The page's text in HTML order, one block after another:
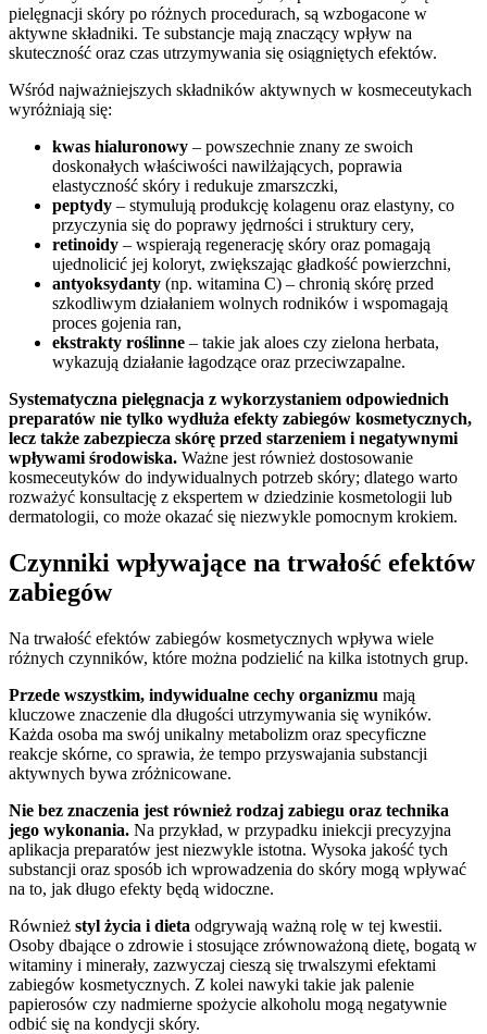
pielęgnacji skóry po różnych procedurach, są wzbogacone w
aktywne składniki. Te substancje mają znaczący wpływ na
skuteczność oraz czas utrzymywania się osiągniętych efektów.
Wśród najważniejszych składników aktywnych w kosmeceutykach
wyróżniają się:
kwas hialuronowy – powszechnie znany ze swoich
doskonałych właściwości nawilżających, poprawia
elastyczność skóry i redukuje zmarszczki,
peptydy – stymulują produkcję kolagenu oraz elastyny, co
przyczynia się do poprawy jędrności i struktury cery,
retinoidy – wspierają regenerację skóry oraz pomagają
ujednolicić jej koloryt, zwiększając gładkość powierzchni,
antyoksydanty (np. witamina C) – chronią skórę przed
szkodliwym działaniem wolnych rodników i wspomagają
proces gojenia ran,
ekstrakty roślinne – takie jak aloes czy zielona herbata,
wykazują działanie łagodzące oraz przeciwzapalne.
Systematyczna pielęgnacja z wykorzystaniem odpowiednich
preparatów nie tylko wydłuża efekty zabiegów kosmetycznych,
lecz także zabezpiecza skórę przed starzeniem i negatywnymi
wpływami środowiska. Ważne jest również dostosowanie
kosmeceutyków do indywidualnych potrzeb skóry; dlatego warto
rozważyć konsultację z ekspertem w dziedzinie kosmetologii lub
dermatologii, co może okazać się niezwykle pomocnym krokiem.
Czynniki wpływające na trwałość efektów
zabiegów
Na trwałość efektów zabiegów kosmetycznych wpływa wiele
różnych czynników, które można podzielić na kilka istotnych grup.
Przede wszystkim, indywidualne cechy organizmu mają
kluczowe znaczenie dla długości utrzymywania się wyników.
Każda osoba ma swój unikalny metabolizm oraz specyficzne
reakcje skórne, co sprawia, że tempo przyswajania substancji
aktywnych bywa zróżnicowane.
Nie bez znaczenia jest również rodzaj zabiegu oraz technika
jego wykonania. Na przykład, w przypadku iniekcji precyzyjna
aplikacja preparatów jest niezwykle istotna. Wysoka jakość tych
substancji oraz sposób ich wprowadzenia do skóry mogą wpływać
na to, jak długo efekty będą widoczne.
Również styl życia i dieta odgrywają ważną rolę w tej kwestii.
Osoby dbające o zdrowie i stosujące zrównoważoną dietę, bogatą w
witaminy i minerały, zazwyczaj cieszą się trwalszymi efektami
zabiegów kosmetycznych. Z kolei nawyki takie jak palenie
papierosów czy nadmierne spożycie alkoholu mogą negatywnie
odbić się na kondycji skóry.